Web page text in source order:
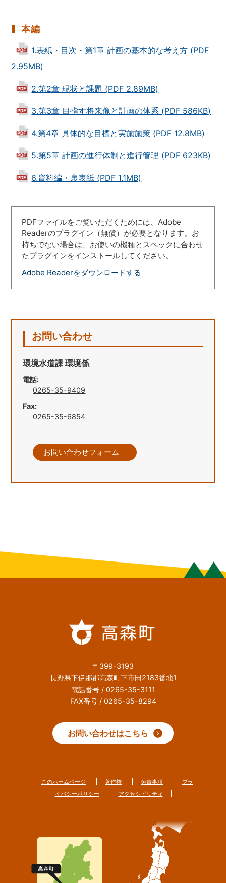
本編
1.表紙・目次・第1章 計画の基本的な考え方 (PDF
2.95MB)
2.第2章 現状と課題 (PDF 2.89MB)
3.第3章 目指す将来像と計画の体系 (PDF 586KB)
4.第4章 具体的な目標と実施施策 (PDF 12.8MB)
5.第5章 計画の進行体制と進行管理 (PDF 623KB)
6.資料編・裏表紙 (PDF 1.1MB)
PDFファイルをご覧いただくためには、Adobe
Readerのプラグイン（無償）が必要となります。お
持ちでない場合は、お使いの機種とスペックに合わせ
たプラグインをインストールしてください。
Adobe Readerをダウンロードする
お問い合わせ
環境水道課 環境係
電話:
0265-35-9409
Fax:
0265-35-6854
お問い合わせフォーム
〒399-3193
長野県下伊那郡高森町下市田2183番地1
電話番号 / 0265-35-3111
FAX番号 / 0265-35-8294
お問い合わせはこちら
このホームページ 著作権 免責事項
プラ
イバシーポリシー
アクセシビリティ